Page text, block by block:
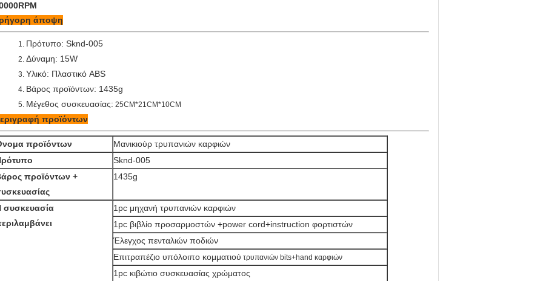
άποψη
1. Πρότυπο: Sknd-005
2. Δύναμη: 15W
3. Υλικό: Πλαστικό ABS
4. Βάρος προϊόντων: 1435g
5. Μέγεθος συσκευασίας: 25CM*21CM*10CM
προϊόντων
προϊόντων
Μανικιούρ τρυπανιών καρφιών
Sknd-005
προϊόντων +
1435g
συσκευασία
1pc μηχανή τρυπανιών καρφιών
1pc βιβλίο προσαρμοστών +power cord+instruction φορτιστών
Έλεγχος πενταλιών ποδιών
Επιτραπέζιο υπόλοιπο κομματιού τρυπανιών bits+hand καρφιών
1pc κιβώτιο συσκευασίας χρώματος